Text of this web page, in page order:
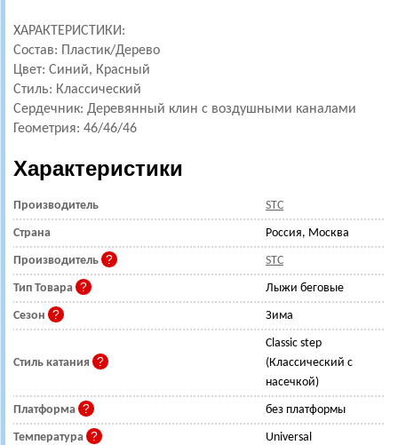
ХАРАКТЕРИСТИКИ:
Состав: Пластик/Дерево
Цвет: Синий, Красный
Стиль: Классический
Сердечник: Деревянный клин с воздушными каналами
Геометрия: 46/46/46
Характеристики
Производитель STC
Страна Россия, Москва
Производитель STC
Тип Товара Лыжи беговые
Сезон Зима
Стиль катания
Classic step
(Классический с
насечкой)
Платформа без платформы
Температура Universal